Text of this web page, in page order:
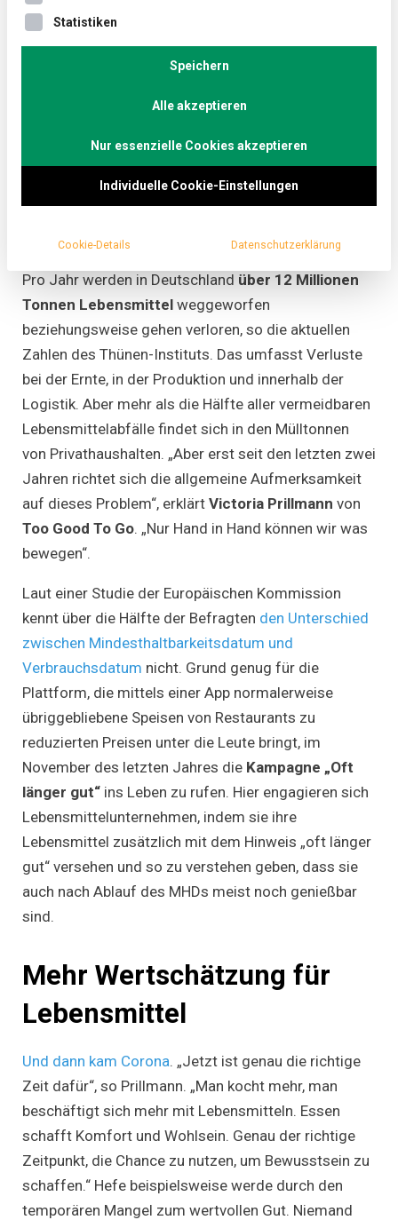
Zusätzlich zum Mindesthaltbarkeitsdatum findet
sich der ergänzende Hinweis „Oft länger gut“ auf
steckt dahinter?
Pro Jahr werden in Deutschland über 12 Millionen
Tonnen Lebensmittel weggeworfen
beziehungsweise gehen verloren, so die aktuellen
Zahlen des Thünen-Instituts. Das umfasst Verluste
bei der Ernte, in der Produktion und innerhalb der
Logistik. Aber mehr als die Hälfte aller vermeidbaren
Lebensmittelabfälle findet sich in den Mülltonnen
von Privathaushalten. „Aber erst seit den letzten zwei
Jahren richtet sich die allgemeine Aufmerksamkeit
auf dieses Problem“, erklärt Victoria Prillmann von
Too Good To Go. „Nur Hand in Hand können wir was
bewegen“.
Laut einer Studie der Europäischen Kommission
kennt über die Hälfte der Befragten den Unterschied
zwischen Mindesthaltbarkeitsdatum und
Verbrauchsdatum nicht. Grund genug für die
Plattform, die mittels einer App normalerweise
übriggebliebene Speisen von Restaurants zu
reduzierten Preisen unter die Leute bringt, im
November des letzten Jahres die Kampagne „Oft
länger gut“ ins Leben zu rufen. Hier engagieren sich
Lebensmittelunternehmen, indem sie ihre
Lebensmittel zusätzlich mit dem Hinweis „oft länger
gut“ versehen und so zu verstehen geben, dass sie
auch nach Ablauf des MHDs meist noch genießbar
sind.
Mehr Wertschätzung für
Lebensmittel
Und dann kam Corona. „Jetzt ist genau die richtige
Zeit dafür“, so Prillmann. „Man kocht mehr, man
beschäftigt sich mehr mit Lebensmitteln. Essen
schafft Komfort und Wohlsein. Genau der richtige
Zeitpunkt, die Chance zu nutzen, um Bewusstsein zu
schaffen.“ Hefe beispielsweise werde durch den
temporären Mangel zum wertvollen Gut. Niemand
Statistiken
Speichern
Alle akzeptieren
Nur essenzielle Cookies akzeptieren
Individuelle Cookie-Einstellungen
Cookie-Details Datenschutzerklärung